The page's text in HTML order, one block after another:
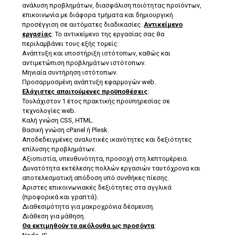
ανάλυση προβλημάτων, διασφάλιση ποιότητας προϊόντων,
επικοινωνία με διάφορα τμήματα και δημιουργική
προσέγγιση σε αυτόματες διαδικασίες. Αντικείμενο
εργασίας: Το αντικείμενο της εργασίας σας θα
περιλαμβάνει τους εξής τομείς:
Ανάπτυξη και υποστήριξη ιστότοπων, καθώς και
αντιμετώπιση προβλημάτων ιστότοπων.
Μηνιαία συντήρηση ιστότοπων.
Προσαρμοσμένη ανάπτυξη εφαρμογών web.
Ελάχιστες απαιτούμενες προϋποθέσεις:
Τουλάχιστον 1 έτος πρακτικής προϋπηρεσίας σε
τεχνολογίες web.
Καλή γνώση CSS, HTML.
Βασική γνώση cPanel ή Plesk.
Αποδεδειγμένες αναλυτικές ικανότητες και δεξιότητες
επίλυσης προβλημάτων.
Αξιοπιστία, υπευθυνότητα, προσοχή στη λεπτομέρεια.
Δυνατότητα εκτέλεσης πολλών εργασιών ταυτόχρονα και
αποτελεσματική απόδοση υπό συνθήκες πίεσης.
Άριστες επικοινωνιακές δεξιότητες στα αγγλικά
(προφορικά και γραπτά).
Διαθεσιμότητα για μακροχρόνια δέσμευση.
Διάθεση για μάθηση.
Θα εκτιμηθούν τα ακόλουθα ως προσόντα: